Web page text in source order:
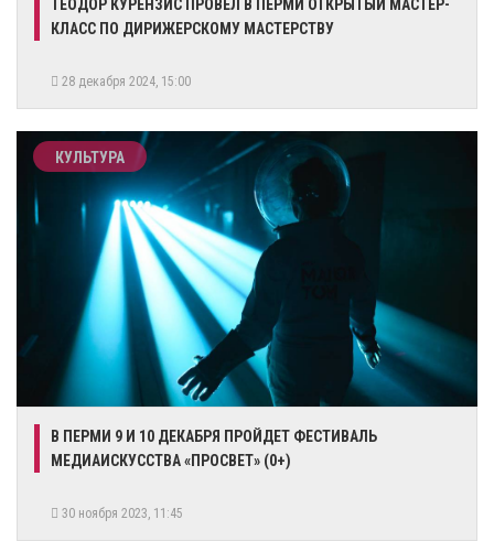
ТЕОДОР КУРЕНЗИС ПРОВЕЛ В ПЕРМИ ОТКРЫТЫЙ МАСТЕР-
КЛАСС ПО ДИРИЖЕРСКОМУ МАСТЕРСТВУ
28 декабря 2024, 15:00
КУЛЬТУРА
В ПЕРМИ 9 И 10 ДЕКАБРЯ ПРОЙДЕТ ФЕСТИВАЛЬ
МЕДИАИСКУССТВА «ПРОСВЕТ» (0+)
30 ноября 2023, 11:45